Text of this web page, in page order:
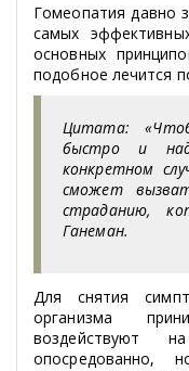
Гомеопатия давно
самых
основных
подобное лечится
Цитата:
быстро и
конкретном
сможет
страданию,
Ганеман.
Для снятия
организма
воздействуют
опосредованно,